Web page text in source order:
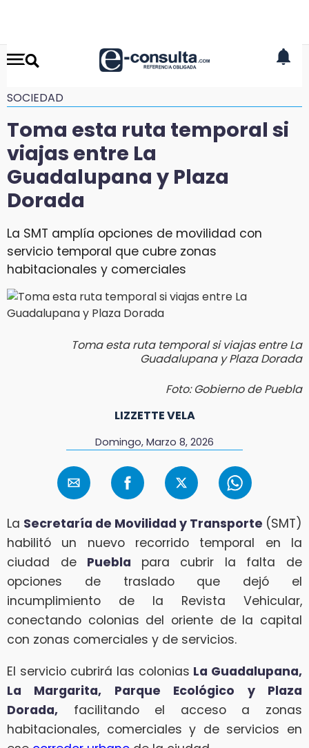
SOCIEDAD
Toma esta ruta temporal si
viajas entre La
Guadalupana y Plaza
Dorada
La SMT amplía opciones de movilidad con
servicio temporal que cubre zonas
habitacionales y comerciales
Toma esta ruta temporal si viajas entre La
Guadalupana y Plaza Dorada
Foto: Gobierno de Puebla
LIZZETTE VELA
Domingo, Marzo 8, 2026
La Secretaría de Movilidad y Transporte (SMT)
habilitó un nuevo recorrido temporal en la
ciudad de Puebla para cubrir la falta de
opciones de traslado que dejó el
incumplimiento de la Revista Vehicular,
conectando colonias del oriente de la capital
con zonas comerciales y de servicios.
El servicio cubrirá las colonias La Guadalupana,
La Margarita, Parque Ecológico y Plaza
Dorada, facilitando el acceso a zonas
habitacionales, comerciales y de servicios en